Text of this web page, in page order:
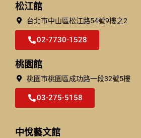
松江館
台北市中⼭區松江路54號9樓之2
02-7730-1528
桃園館
桃園市桃園區成功路一段32號5樓​
03-275-5158
中悅藝文館